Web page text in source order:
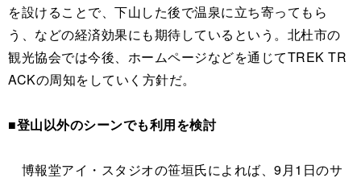
を設けることで、下山した後で温泉に立ち寄ってもら
う、などの経済効果にも期待しているという。北杜市の
観光協会では今後、ホームページなどを通じてTREK TR
ACKの周知をしていく方針だ。
■登山以外のシーンでも利用を検討
博報堂アイ・スタジオの笹垣氏によれば、9月1日のサ